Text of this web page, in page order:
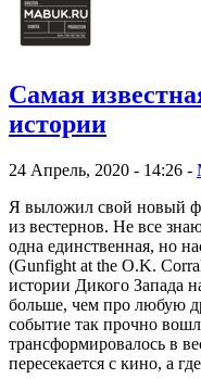
Самая
истории
24 Апрель, 2020 - 14:26 -
Я выложил свой новый
из вестернов. Не все
одна единственная, но
(Gunfight at the O.K.
истории Дикого Запада
больше, чем про любую
событие так прочно
трансформировалось в
пересекается с кино, а